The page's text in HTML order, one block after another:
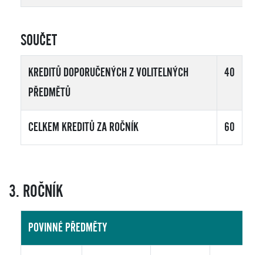
SOUČET
KREDITŮ DOPORUČENÝCH Z VOLITELNÝCH
PŘEDMĚTŮ
40
CELKEM KREDITŮ ZA ROČNÍK 60
3. ROČNÍK
POVINNÉ PŘEDMĚTY